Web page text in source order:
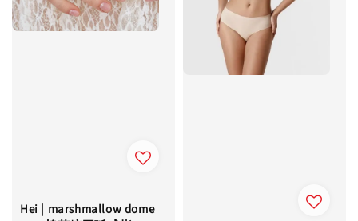
Hei | marshmallow dome